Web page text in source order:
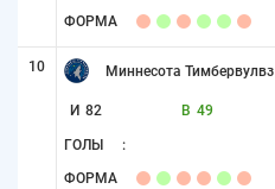
ФОРМА
10 Миннесота Тимбервулвз
И 82 В 49
ГОЛЫ :
ФОРМА